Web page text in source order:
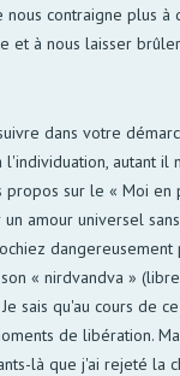
contraigne plus à
et à nous laisser
dans votre
l'individuation, autant il
sur le « Moi en
amour universel
« nirdvandva »
sais qu'au cours de
de libération.
là que j'ai rejeté la